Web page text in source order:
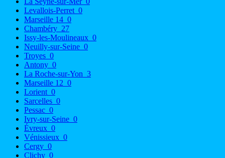
Levallois-Perret 0
Marseille 14 0
Chambéry 27
Issy-les-Moulineaux 0
Neuilly-sur-Seine 0
Troyes 0
Antony 0
La Roche-sur-Yon 3
Marseille 12 0
Lorient 0
Sarcelles 0
Pessac 0
Ivry-sur-Seine 0
Évreux 0
Vénissieux 0
Cergy 0
Clichy 0